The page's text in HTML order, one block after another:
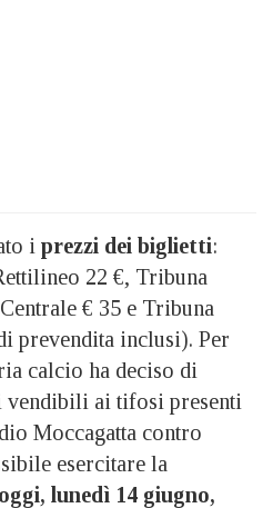
i prezzi dei biglietti:
22 €, Tribuna
€ 35 e Tribuna
prevendita inclusi). Per
calcio ha deciso di
vendibili ai tifosi presenti
Moccagatta contro
esercitare la
lunedì 14 giugno,